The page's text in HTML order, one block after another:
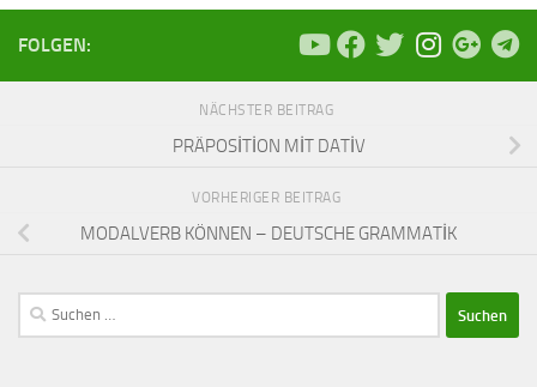
FOLGEN:
NÄCHSTER BEITRAG
PRÄPOSİTİON MİT DATİV
VORHERIGER BEITRAG
MODALVERB KÖNNEN – DEUTSCHE GRAMMATİK
Suchen
nach: